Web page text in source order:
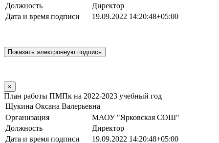
Должность
Директор
Дата и время подписи
19.09.2022 14:20:48+05:00
×
План работы ПМПк на 2022-2023 учебный год
Щукина Оксана Валерьевна
Организация
МАОУ "Ярковская СОШ"
Должность
Директор
Дата и время подписи
19.09.2022 14:20:48+05:00